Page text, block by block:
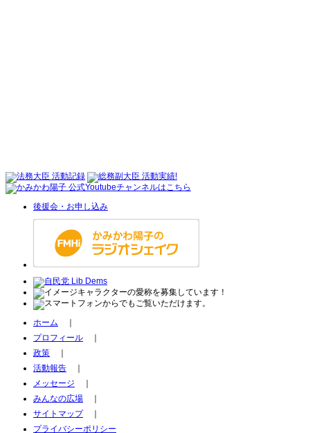
後援会・お申し込み
ホーム ｜
プロフィール ｜
政策 ｜
活動報告 ｜
メッセージ ｜
みんなの広場 ｜
サイトマップ｜
プライバシーポリシー